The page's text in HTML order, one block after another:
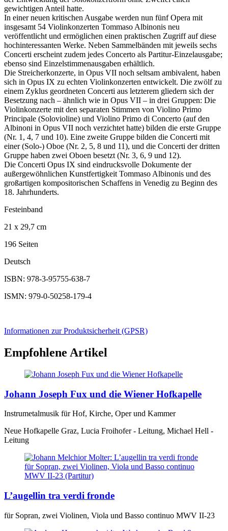
gewichtigen Anteil hatte.
In einer neuen kritischen Ausgabe werden nun fünf Opera mit
insgesamt 54 Violinkonzerten Tommaso Albinonis neu
veröffentlicht und ermöglichen einen praktischen Zugriff auf diese
hochinteressanten Werke. Neben Sammelbänden mit jeweils sechs
Concerti erscheint zudem jedes Concerto als Partitur-Einzelausgabe;
ebenso sind Einzelstimmenausgaben erhältlich.
Die Streicherkonzerte, in Opus VII noch seltsam ambivalent, haben
sich in Opus IX zu echten Violinkonzerten entwickelt. Die zwölf zu
einem Zyklus geordneten Concerti aus letzterem gliedern sich der
Besetzung nach – ähnlich wie in Opus VII – in drei Gruppen: Die
Violinkonzerte mit den separaten Stimmen von Violino Primo
Principale (Solovioline) und Violino Primo di Concerto (auf den
Albinoni in Opus VII noch verzichtet hatte) bilden die erste Gruppe
(Nr. 1, 4, 7 und 10). Eine zweite Gruppe bilden die Concerti mit
einer (Solo-) Oboe (Nr. 2, 5, 8 und 11), und die Concerti der dritten
Gruppe haben zwei Oboen besetzt (Nr. 3, 6, 9 und 12).
Die Concerti Opus IX sind eindrucksvolle Dokumente der
außergewöhnlichen Kunstfertigkeit Tommaso Albinonis und des
großartigen kompositorischen Schaffens in Venedig zu Beginn des
18. Jahrhunderts.
Festeinband
21 x 29,7 cm
196 Seiten
Deutsch
ISBN: 978-3-95755-638-7
ISMN: 979-0-50258-179-4
Informationen zur Produktsicherheit (GPSR)
Empfohlene Artikel
Johann Joseph Fux und die Wiener Hofkapelle
Instrumetalmusik für Hof, Kirche, Oper und Kammer
Neue Hofkapelle Graz, Lucia Froihofer - Leitung, Michael Hell -
Leitung
L’augellin tra verdi fronde
für Sopran, zwei Violinen, Viola und Basso continuo MWV II-23